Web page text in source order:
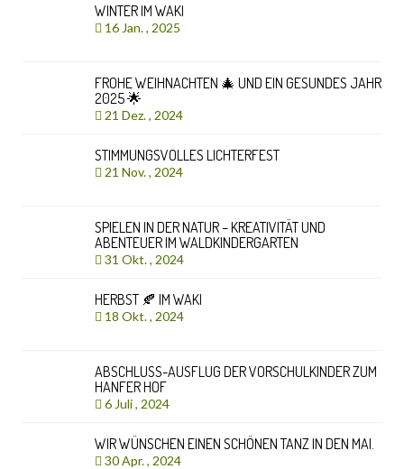
WINTER IM WAKI
16 Jan. , 2025
FROHE WEIHNACHTEN 🎄 UND EIN GESUNDES JAHR
2025 🌟
21 Dez. , 2024
STIMMUNGSVOLLES LICHTERFEST
21 Nov. , 2024
SPIELEN IN DER NATUR – KREATIVITÄT UND
ABENTEUER IM WALDKINDERGARTEN
31 Okt. , 2024
HERBST 🍂 IM WAKI
18 Okt. , 2024
ABSCHLUSS-AUSFLUG DER VORSCHULKINDER ZUM
HANFER HOF
6 Juli , 2024
WIR WÜNSCHEN EINEN SCHÖNEN TANZ IN DEN MAI.
30 Apr. , 2024